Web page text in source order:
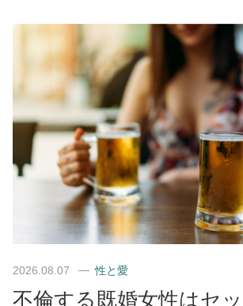
2026.08.07 性と愛
不倫する既婚女性はセ